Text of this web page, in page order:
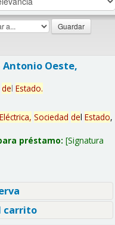
Oeste,
del Estado.
Eléctrica, Sociedad del Estado,
préstamo: Signatura
carrito